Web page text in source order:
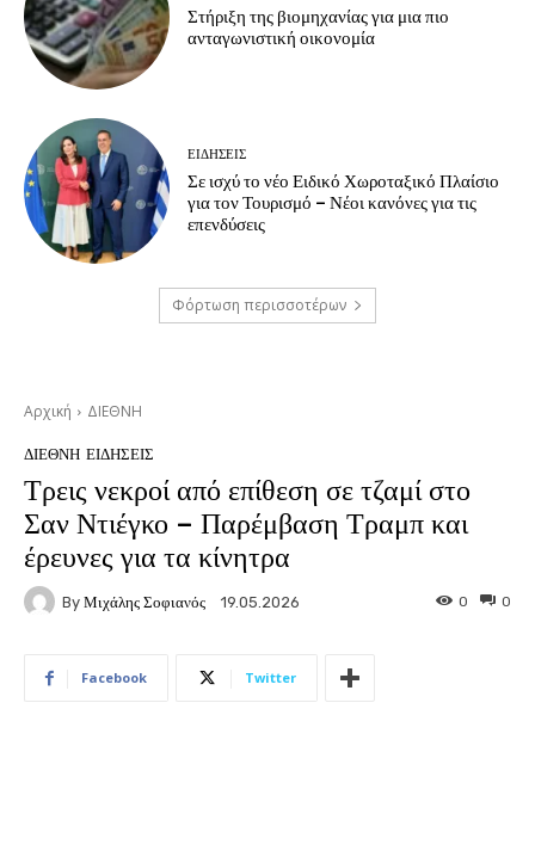
Στήριξη της βιομηχανίας για μια πιο
ανταγωνιστική οικονομία
ΕΙΔΗΣΕΙΣ
Σε ισχύ το νέο Ειδικό Χωροταξικό Πλαίσιο
για τον Τουρισμό – Νέοι κανόνες για τις
επενδύσεις
Φόρτωση περισσοτέρων